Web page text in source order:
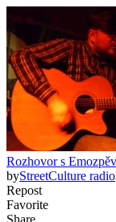
Rozhovor s
byStreetCulture radio
Repost
Favorite
Share